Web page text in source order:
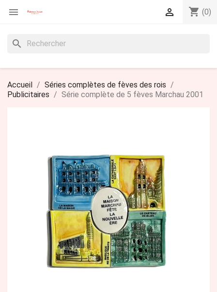
 shopping_cart (0)

search
Accueil
Séries complètes de fèves des rois
Publicitaires
Série complète de 5 fèves Marchau 2001